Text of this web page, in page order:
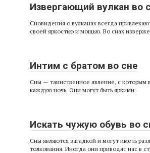
Извергающий вулкан во
Сновидения о вулканах всегда
своей яркостью и мощью. Во снах
Интим с братом во сне
Сны — таинственное явление, с которым
каждую ночь. Они могут быть яркими
Искать чужую обувь во
Сны являются загадкой и могут иметь
толкования. Иногда они приводят нас в